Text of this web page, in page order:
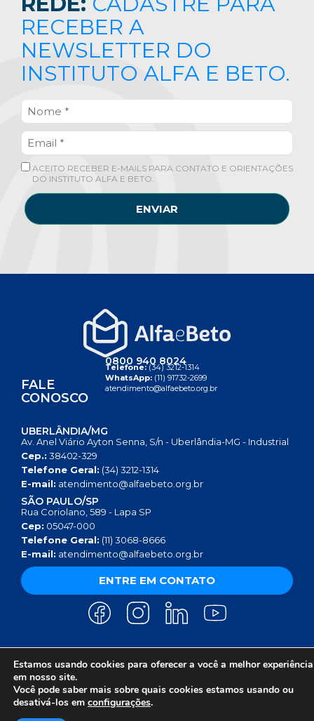
RECEBER A
NEWSLETTER DO
INSTITUTO ALFA E BETO.
ACEITO RECEBER E-MAILS PARA CONTATO E ORIENTAÇÕES
DO INSTITUTO ALFA E BETO.
ENVIAR
FALE
CONOSCO
0800 940 8024
Telefone:(34) 3212-1314
WhatsApp: (11) 91732-2699
atendimento@alfaebeto.org.br
UBERLÂNDIA/MG
Av. Anel Viário Ayton Senna, S/n - Uberlândia-MG - Industrial
Cep.: 38402-329
Telefone Geral: (34) 3212-1314
E-mail: atendimento@alfaebeto.org.br
SÃO PAULO/SP
Rua Coriolano, 589 - Lapa SP
Cep: 05047-000
Telefone Geral: (11) 3068-8666
E-mail: atendimento@alfaebeto.org.br
ENTRE EM CONTATO
AVISO DE PRIVACIDADE POLÍTICA DE PRIVACIDADE
AVISO SOBRE COOKIES
COPYRIGHT 2025 © INSTITUTO ALFA E BETO - 08.458.084/0001-13
Estamos usando cookies para oferecer a você a melhor experiência
em nosso site.
Você pode saber mais sobre quais cookies estamos usando ou
desativá-los em configurações.